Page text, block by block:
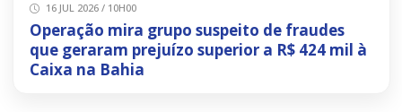
16 JUL 2026 / 10H00
Operação mira grupo suspeito de fraudes
que geraram prejuízo superior a R$ 424 mil à
Caixa na Bahia